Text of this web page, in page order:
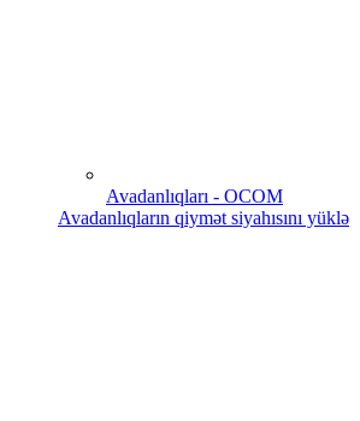
Avadanlıqları - OCOM
Avadanlıqların qiymət siyahısını yüklə